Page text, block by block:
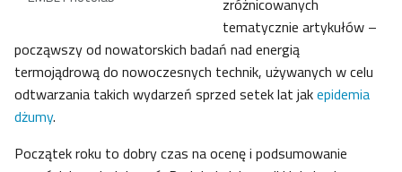
zróżnicowanych
tematycznie artykułów –
począwszy od nowatorskich badań nad energią
termojądrową do nowoczesnych technik, używanych w celu
odtwarzania takich wydarzeń sprzed setek lat jakepidemia
dżumy.
Początek roku to dobry czas na ocenę i podsumowanie